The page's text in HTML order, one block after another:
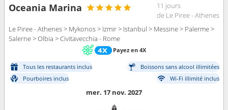
Oceania Marina
11 jours
de Le Piree - Athenes
Le Piree - Athenes > Mykonos > Izmir > Istanbul > Messine > Palerme >
Salerne > Olbia > Civitavecchia - Rome
Payez en 4X
Tous les restaurants inclus
Boissons sans alcool illimitées
Pourboires inclus
Wi-Fi illimité inclus
mer. 17 nov. 2027